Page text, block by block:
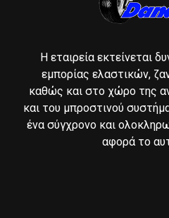
Η εταιρεία εκτείνεται
εμπορίας ελαστικών,
καθώς και στο χώρο της
και του μπροστινού
ένα σύγχρονο και
αφορά το